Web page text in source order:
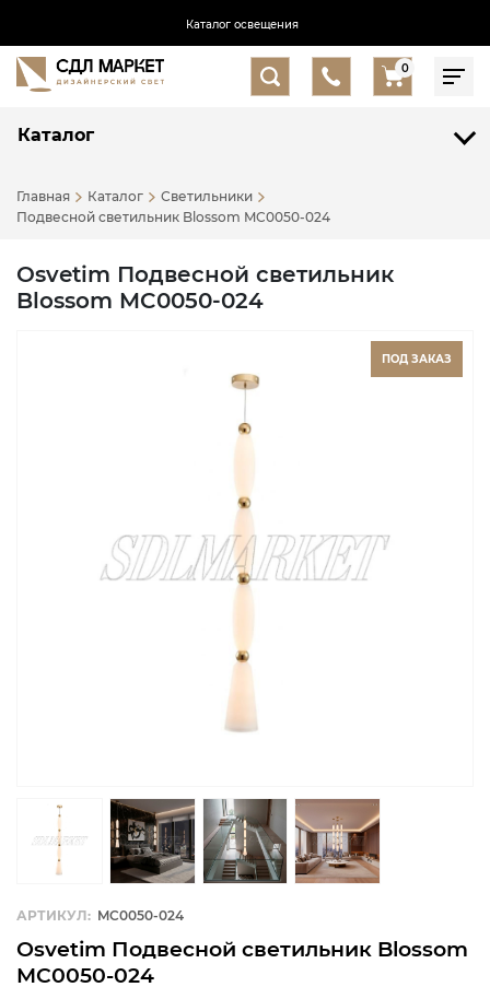
Каталог освещения
0
Каталог
Главная Каталог
Светильники
Подвесной светильник Blossom MC0050-024
Osvetim Подвесной светильник
Blossom MC0050-024
ПОД ЗАКАЗ
АРТИКУЛ: MC0050-024
Osvetim Подвесной светильник Blossom
MC0050-024